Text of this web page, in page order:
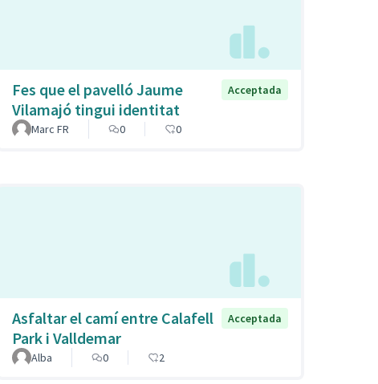
Fes que el pavelló Jaume
Vilamajó tingui identitat
Acceptada
Marc FR 0 0
Asfaltar el camí entre Calafell
Park i Valldemar
Acceptada
Alba 0 2